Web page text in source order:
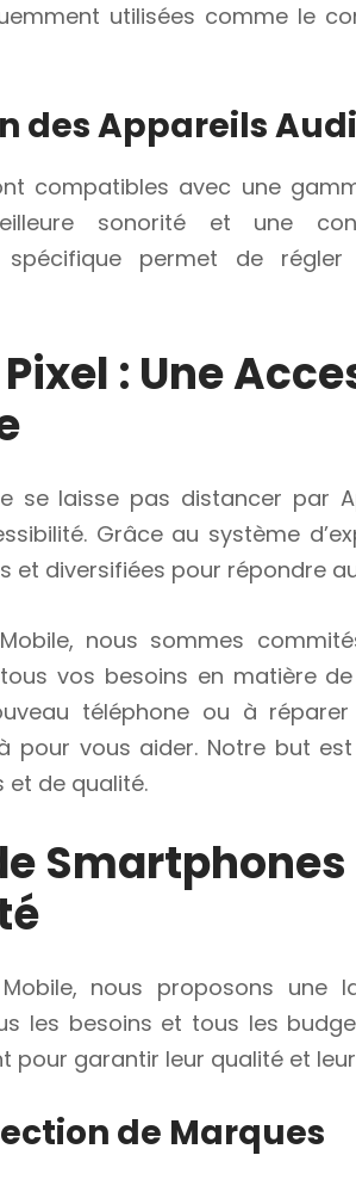
utilisées comme le
des Appareils
compatibles avec une
sonorité et une
spécifique permet de
: Une
se laisse pas distancer par
Grâce au système
et diversifiées pour répondre
nous sommes
vos besoins en matière
téléphone ou à
pour vous aider. Notre but
et de qualité.
nous proposons une
les besoins et tous les
pour garantir leur qualité et
de Marques